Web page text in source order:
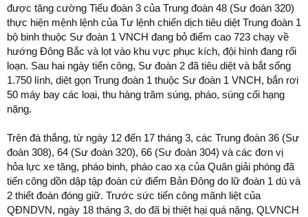
được tăng cường Tiểu đoàn 3 của Trung đoàn 48 (Sư đoàn 320)
thực hiện mệnh lệnh của Tư lệnh chiến dịch tiêu diệt Trung đoàn 1
bộ binh thuộc Sư đoàn 1 VNCH đang bỏ điểm cao 723 chạy về
hướng Đông Bắc và lọt vào khu vực phục kích, đội hình đang rối
loạn. Sau hai ngày tiến công, Sư đoàn 2 đã tiêu diệt và bắt sống
1.750 lính, diệt gọn Trung đoàn 1 thuộc Sư đoàn 1 VNCH, bắn rơi
50 máy bay các loại, thu hàng trăm súng, pháo, súng cối hạng
nặng.
Trên đà thắng, từ ngày 12 đến 17 tháng 3, các Trung đoàn 36 (Sư
đoàn 308), 64 (Sư đoàn 320), 66 (Sư đoàn 304) và các đơn vị
hỏa lực xe tăng, pháo binh, pháo cao xạ của Quân giải phóng đã
tiến công dồn dập tập đoàn cứ điểm Bản Đông do lữ đoàn 1 dù và
2 thiết đoàn đóng giữ. Trước sức tiến công mãnh liệt của
QĐNDVN, ngày 18 tháng 3, do đã bị thiệt hại quá nặng, QLVNCH